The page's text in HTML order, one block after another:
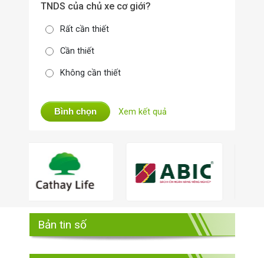
TNDS của chủ xe cơ giới?
Rất cần thiết
Cần thiết
Không cần thiết
Bình chọn Xem kết quả
Bản tin số